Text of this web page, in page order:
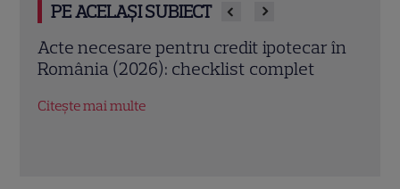
PE ACELAȘI SUBIECT
Carport auto sau garaj clasic? Află cum
să alegi varianta care ți se potrivește
Citește mai multe